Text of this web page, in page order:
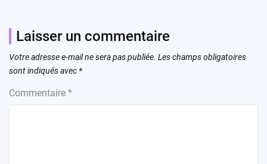
Laisser un commentaire
Votre adresse e-mail ne sera pas publiée. Les champs obligatoires
sont indiqués avec *
Commentaire *